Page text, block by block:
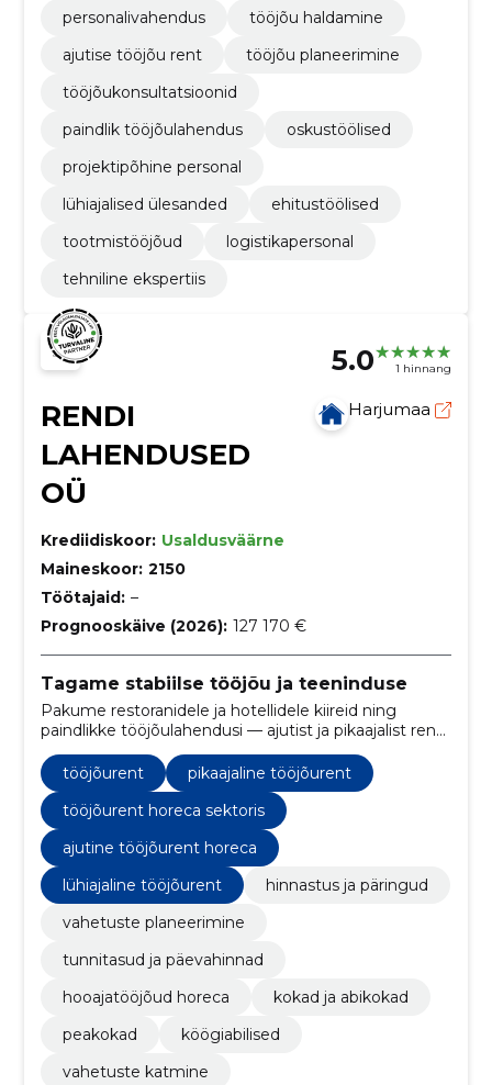
personalivahendus
tööjõu haldamine
ajutise tööjõu rent
tööjõu planeerimine
tööjõukonsultatsioonid
paindlik tööjõulahendus
oskustöölised
projektipõhine personal
lühiajalised ülesanded
ehitustöölised
tootmistööjõud
logistikapersonal
tehniline ekspertiis
5.0 1 hinnang
RENDI
LAHENDUSED
OÜ
Harjumaa
Krediidiskoor: Usaldusväärne
Maineskoor: 2150
Töötajaid: –
Prognooskäive (2026): 127 170 €
Tagame stabiilse tööjõu ja teeninduse
Pakume restoranidele ja hotellidele kiireid ning
paindlikke tööjõulahendusi — ajutist ja pikaajalist renti,
Vähendame personali puudusest tulenevaid riske ja
hoiame teenuse kõrgel tasemel.
tööjõurent
pikaajaline tööjõurent
tööjõurent horeca sektoris
ajutine tööjõurent horeca
lühiajaline tööjõurent
hinnastus ja päringud
vahetuste planeerimine
tunnitasud ja päevahinnad
hooajatööjõud horeca
kokad ja abikokad
peakokad
köögiabilised
vahetuste katmine